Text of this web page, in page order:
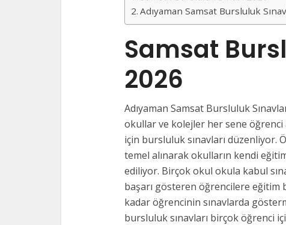
Adıyaman Samsat Bursluluk
Samsat
2026
Adıyaman Samsat Bursluluk
okullar ve kolejler her sene öğrenci
için bursluluk sınavları düzenliyor.
temel alınarak okulların kendi
ediliyor. Birçok okul okula kabul
başarı gösteren öğrencilere eğitim
kadar öğrencinin sınavlarda
bursluluk sınavları birçok öğrenci